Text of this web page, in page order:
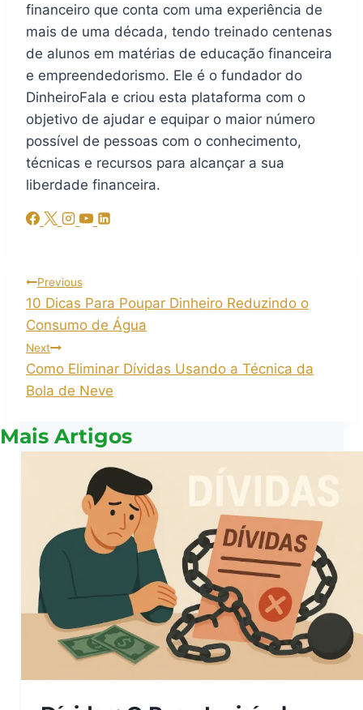
financeiro que conta com uma experiência de
mais de uma década, tendo treinado centenas
de alunos em matérias de educação financeira
e empreendedorismo. Ele é o fundador do
DinheiroFala e criou esta plataforma com o
objetivo de ajudar e equipar o maior número
possível de pessoas com o conhecimento,
técnicas e recursos para alcançar a sua
liberdade financeira.
Previous
10 Dicas Para Poupar Dinheiro Reduzindo o
Consumo de Água
Next
Como Eliminar Dívidas Usando a Técnica da
Bola de Neve
Mais Artigos